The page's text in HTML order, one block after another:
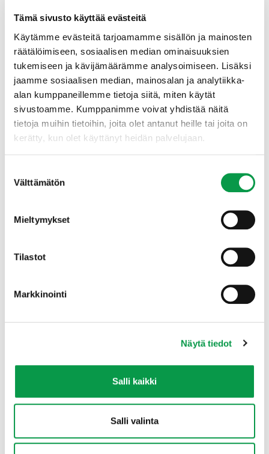
Tämä sivusto käyttää evästeitä
Käytämme evästeitä tarjoamamme sisällön ja mainosten
räätälöimiseen, sosiaalisen median ominaisuuksien
tukemiseen ja kävijämäärämme analysoimiseen. Lisäksi
jaamme sosiaalisen median, mainosalan ja analytiikka-
alan kumppaneillemme tietoja siitä, miten käytät
sivustoamme. Kumppanimme voivat yhdistää näitä
tietoja muihin tietoihin, joita olet antanut heille tai joita on
kerätty, kun olet käyttänyt heidän palvelujaan.
valinta
Välttämätön
Mieltymykset
Tilastot
Markkinointi
Näytä tiedot
Salli kaikki
Salli valinta
→ Lataa Metsät ja kaavoitus -hankkeen